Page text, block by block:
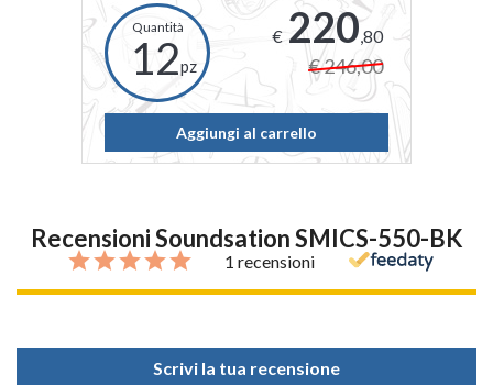
12pz
€ 220,80
€ 246,00
Aggiungi al carrello
Recensioni Soundsation SMICS-550-BK
1 recensioni
Scrivi la tua recensione